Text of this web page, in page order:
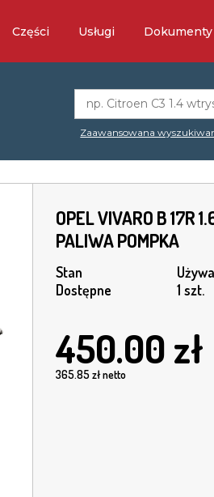
Części Usługi Dokumenty
Zaawansowana
OPEL VIVARO B 17R
PALIWA POMPKA
Stan
Dostępne
1 szt.
450.00 zł
365.85zł netto